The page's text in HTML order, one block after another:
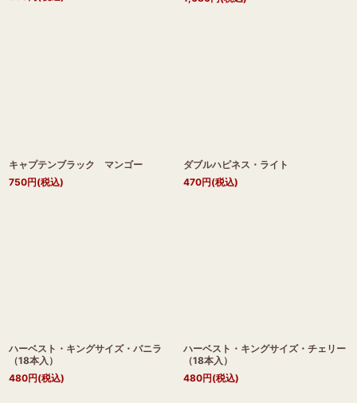
キャプテンブラック マンゴー
750円(税込)
ダブルハピネス・ライト
470円(税込)
ハーベスト・キングサイズ・バニラ
（18本入）
480円(税込)
ハーベスト・キングサイズ・チェリー
（18本入）
480円(税込)